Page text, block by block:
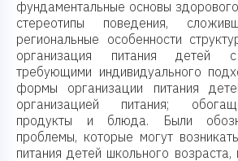
фундаментальные основы
стереотипы поведения,
региональные особенности
организация питания детей с
требующими индивидуального
формы организации питания
организацией питания;
продукты и блюда. Были
проблемы, которые могут
питания детей школьного